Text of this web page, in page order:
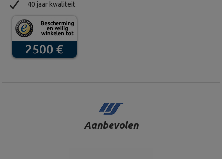
40 jaar kwaliteit
Aanbevolen